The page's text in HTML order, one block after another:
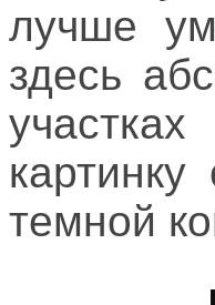
лучше
здесь
темной